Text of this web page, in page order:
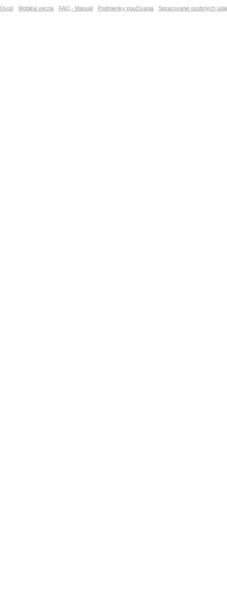
Úvod Mobilná verzia FAQ - Manuál Podmienky používania Spracovanie osobných